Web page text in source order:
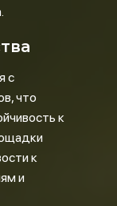
с
что
к
к
и